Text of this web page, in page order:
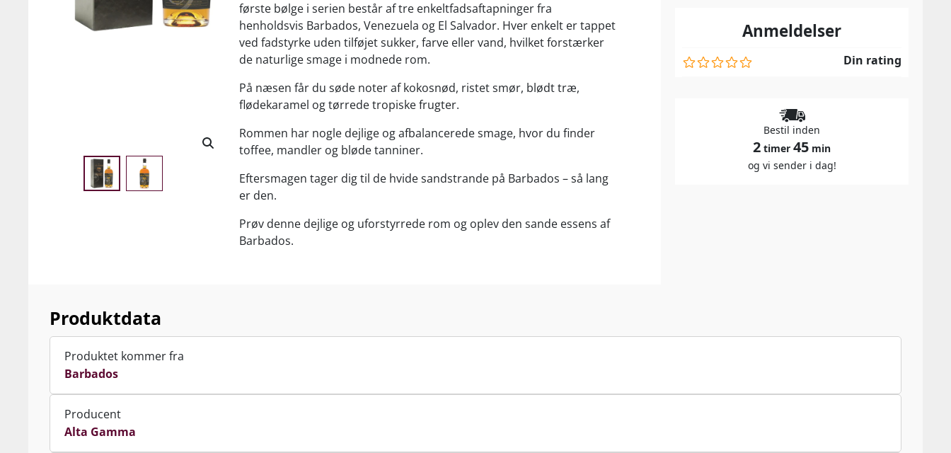
første bølge i serien består af tre enkeltfadsaftapninger fra
henholdsvis Barbados, Venezuela og El Salvador. Hver enkelt er tappet
ved fadstyrke uden tilføjet sukker, farve eller vand, hvilket forstærker
de naturlige smage i modnede rom.
På næsen får du søde noter af kokosnød, ristet smør, blødt træ,
flødekaramel og tørrede tropiske frugter.
Rommen har nogle dejlige og afbalancerede smage, hvor du finder
toffee, mandler og bløde tanniner.
Eftersmagen tager dig til de hvide sandstrande på Barbados – så lang
er den.
Prøv denne dejlige og uforstyrrede rom og oplev den sande essens af
Barbados.
Anmeldelser
Din rating
Bestil inden
2 timer 45 min
og vi sender i dag!
Produktdata
Produktet kommer fra
Barbados
Producent
Alta Gamma